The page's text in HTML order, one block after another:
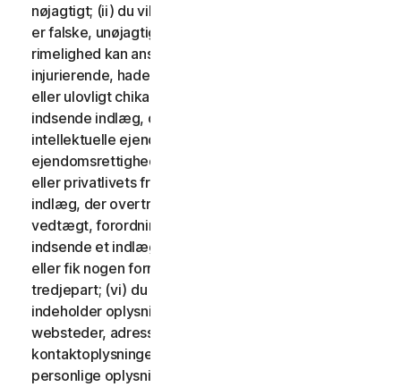
nøjagtigt; (ii) du vil ikke indsende indlæg, som du ved
er falske, unøjagtige eller vildledende og/eller med
rimelighed kan anses for at være ærekrænkende,
injurierende, hadefulde, stødende, ulovligt truende
eller ulovligt chikanerende for nogen; (iii) du vil ikke
indsende indlæg, der krænker en tredjeparts
intellektuelle ejendomsrettigheder eller andre
ejendomsrettigheder eller rettigheder til offentlighed
eller privatlivets fred; (iv) du vil ikke indsende et
indlæg, der overtræder nogen gældende lov,
vedtægt, forordning eller forskrift; (v) du vil ikke
indsende et indlæg, som du blev kompenseret for
eller fik nogen form for vederlag for af nogen
tredjepart; (vi) du vil ikke indsende indlæg, der
indeholder oplysninger, der refererer til andre
websteder, adresser, mailadresser,
kontaktoplysninger, telefonnumre eller andre
personlige oplysninger for nogen; og (vii) du vil ikke